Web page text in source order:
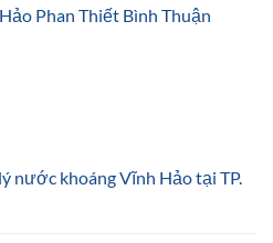
Phan Thiết Bình Thuận
nước khoáng Vĩnh Hảo tại TP.